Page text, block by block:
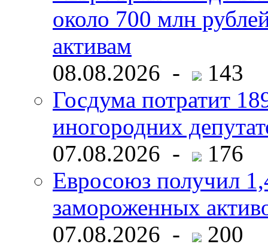
около 700 млн
активам
08.08.2026 -
143
Госдума потратит
иногородних
07.08.2026 -
176
Евросоюз получил
замороженных
07.08.2026 -
200